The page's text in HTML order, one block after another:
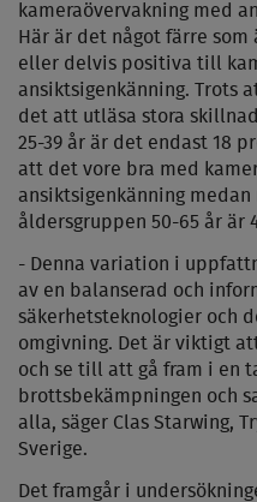
kameraövervakning med
Här är det något färre
eller delvis positiva till
ansiktsigenkänning. Trots
det att utläsa stora
25-39 år är det endast 18
att det vore bra med
ansiktsigenkänning
åldersgruppen 50-65 år är
- Denna variation i
av en balanserad och
säkerhetsteknologier och
omgivning. Det är viktigt
och se till att gå fram i en
brottsbekämpningen och
alla, säger Clas Starwing,
Sverige.
Det framgår i